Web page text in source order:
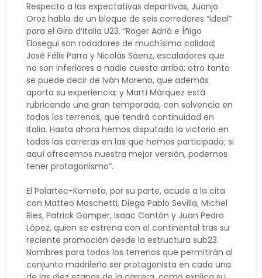
Respecto a las expectativas deportivas, Juanjo
Oroz habla de un bloque de seis corredores “ideal”
para el Giro d’Italia U23. “Roger Adriá e Íñigo
Elosegui son rodadores de muchísima calidad;
José Félix Parra y Nicolás Sáenz, escaladores que
no son inferiores a nadie cuesta arriba; otro tanto
se puede decir de Iván Moreno, que además
aporta su experiencia; y Martí Márquez está
rubricando una gran temporada, con solvencia en
todos los terrenos, que tendrá continuidad en
Italia. Hasta ahora hemos disputado la victoria en
todas las carreras en las que hemos participado; si
aquí ofrecemos nuestra mejor versión, podemos
tener protagonismo”.
El Polartec-Kometa, por su parte, acude a la cita
con Matteo Moschetti, Diego Pablo Sevilla, Michel
Ries, Patrick Gamper, Isaac Cantón y Juan Pedro
López, quien se estrena con el continental tras su
reciente promoción desde la estructura sub23.
Nombres para todos los terrenos que permitirán al
conjunto madrileño ser protagonista en cada una